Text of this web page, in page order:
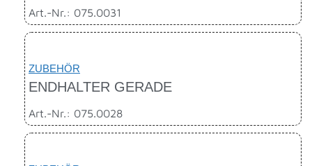
Art.-Nr.: 075.0031
ZUBEHÖR
ENDHALTER GERADE
Art.-Nr.: 075.0028